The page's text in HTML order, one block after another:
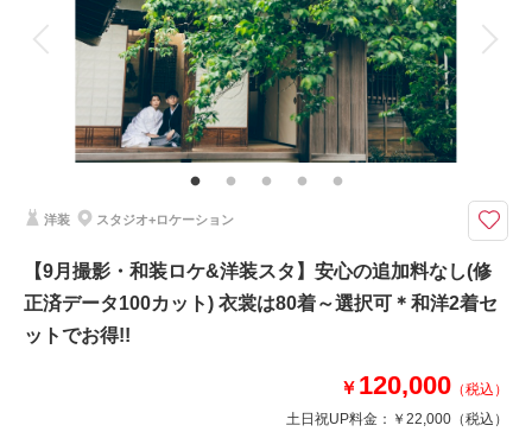
撮影日：2024年12月9日
撮影場所：海（茨城）
来店・オンライン
衣装追加 会食 挙式
家族と撮影 家族用衣装レンタル ペットと撮影
その他含むもの
雨天時は安心の日程変更料なし!!AMPM貸切なのでスタジオプランへ変更も
OK!!和装ロケ撮影地⇒偕楽園・常磐神社・筑波山神社・弘道館・七ツ洞公園
よりご提案しております。 その他にも思い出の場所、ご実家で撮影などお
おります。是非、他社様のプラン内容と、よく比較してください♪
➡➡➡口コミ必見です！！
洋装撮影スタート！
※衣裳差額が発生することはございません
洋装 スタジオ+ロケーション
【9月撮影・和装ロケ&洋装スタ】安心の追加料なし(修
正済データ100カット) 衣裳は80着～選択可＊和洋2着セ
ットでお得!!
￥ 120,000 （税込）
土日祝UP料金： ￥22,000 （税込）